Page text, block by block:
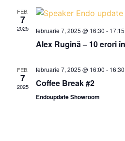
FEB.
7
2025 februarie 7, 2025 @ 16:30 - 17:15
Alex Rugină – 10 erori
FEB.
7
2025
februarie 7, 2025 @ 16:00 - 16:30
Coffee Break #2
Endoupdate Showroom